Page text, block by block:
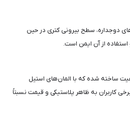
دوجداره، سطح بیرونی کتری در حین
از آن ایمن است.
ساخته شده که با المان‌های استیل
کاربران به ظاهر پلاستیکی و قیمت نسبتاً